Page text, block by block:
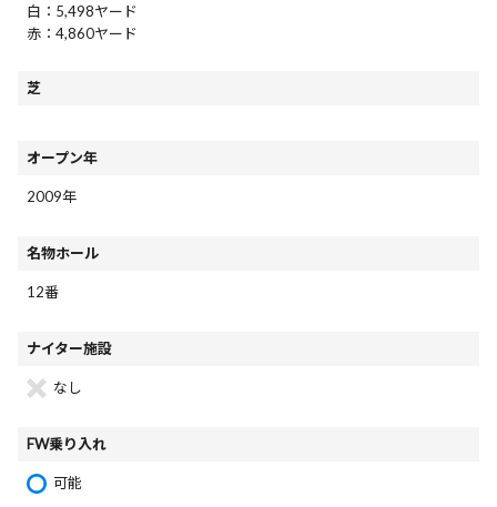
白：5,498ヤード
赤：4,860ヤード
芝
オープン年
2009年
名物ホール
12番
ナイター施設
なし
FW乗り入れ
可能